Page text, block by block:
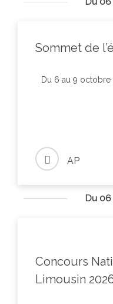
Sommet de
Du 6 au 9
AP
Du
Concours
Limousin